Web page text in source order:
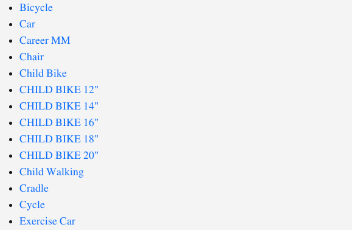
Bicycle
Car
Career MM
Chair
Child Bike
CHILD BIKE 12"
CHILD BIKE 14"
CHILD BIKE 16"
CHILD BIKE 18"
CHILD BIKE 20"
Child Walking
Cradle
Cycle
Exercise Car